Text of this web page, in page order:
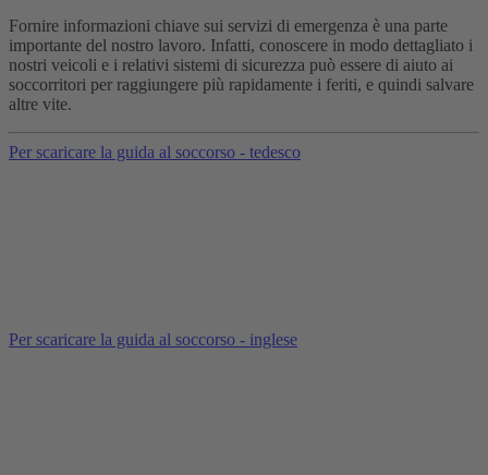
Fornire informazioni chiave sui servizi di emergenza è una parte
importante del nostro lavoro. Infatti, conoscere in modo dettagliato i
nostri veicoli e i relativi sistemi di sicurezza può essere di aiuto ai
soccorritori per raggiungere più rapidamente i feriti, e quindi salvare
altre vite.
Per scaricare la guida al soccorso - tedesco
Per scaricare la guida al soccorso - inglese